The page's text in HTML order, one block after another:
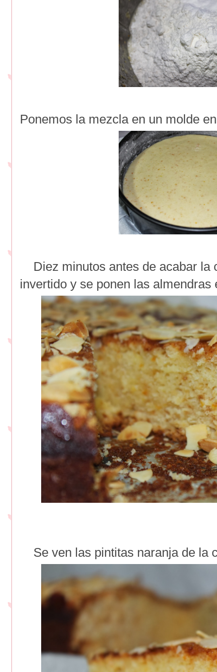
Ponemos la mezcla en un molde
Diez minutos antes de acabar la
invertido y se ponen las almendras
Se ven las pintitas naranja de la